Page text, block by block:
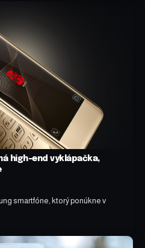
high-end vyklápačka,
smartfóne, ktorý ponúkne v